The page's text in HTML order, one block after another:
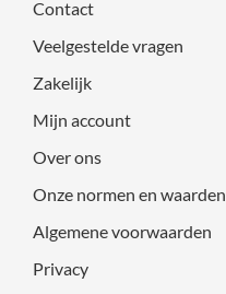
Contact
Veelgestelde vragen
Zakelijk
Mijn account
Over ons
Onze normen en waarden
Algemene voorwaarden
Privacy